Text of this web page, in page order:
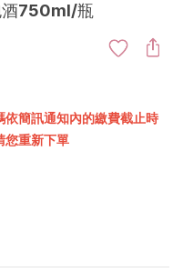
酒750ml/瓶
簡訊通知內的繳費截止時
您重新下單